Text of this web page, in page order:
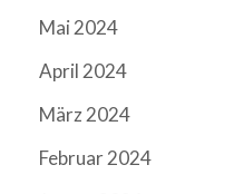
Mai 2024
April 2024
März 2024
Februar 2024